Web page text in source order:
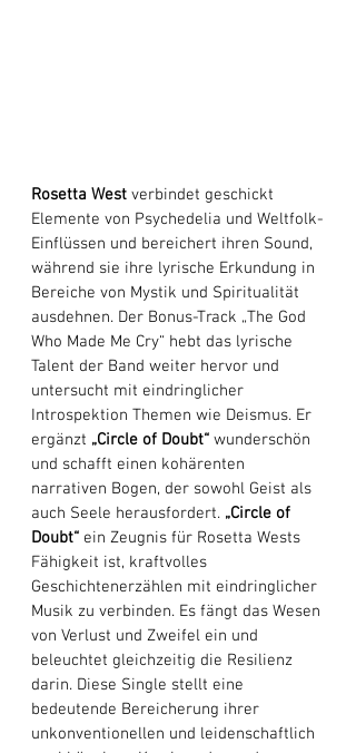
Rosetta West verbindet geschickt
Elemente von Psychedelia und Weltfolk-
Einflüssen und bereichert ihren Sound,
während sie ihre lyrische Erkundung in
Bereiche von Mystik und Spiritualität
ausdehnen. Der Bonus-Track „The God
Who Made Me Cry“ hebt das lyrische
Talent der Band weiter hervor und
untersucht mit eindringlicher
Introspektion Themen wie Deismus. Er
ergänzt „Circle of Doubt“ wunderschön
und schafft einen kohärenten
narrativen Bogen, der sowohl Geist als
auch Seele herausfordert. „Circle of
Doubt“ ein Zeugnis für Rosetta Wests
Fähigkeit ist, kraftvolles
Geschichtenerzählen mit eindringlicher
Musik zu verbinden. Es fängt das Wesen
von Verlust und Zweifel ein und
beleuchtet gleichzeitig die Resilienz
darin. Diese Single stellt eine
bedeutende Bereicherung ihrer
unkonventionellen und leidenschaftlich